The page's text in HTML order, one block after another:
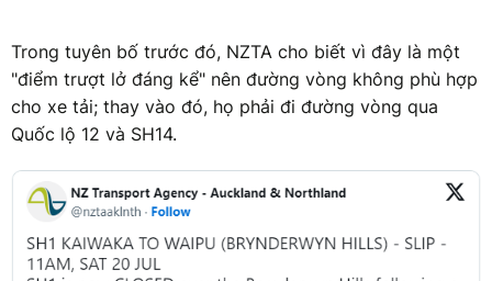
Trong tuyên bố trước đó, NZTA cho biết vì đây là một
"điểm trượt lở đáng kể" nên đường vòng không phù hợp
cho xe tải; thay vào đó, họ phải đi đường vòng qua
Quốc lộ 12 và SH14.